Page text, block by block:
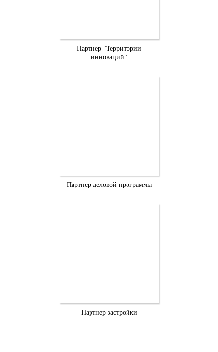
Партнер "Территории
инноваций"
Партнер деловой программы
Партнер застройки